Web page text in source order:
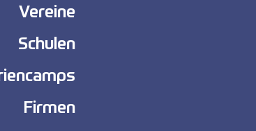
Vereine
Schulen
Firmen